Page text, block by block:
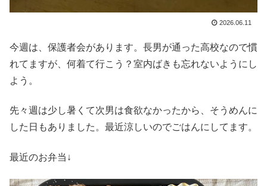
2026.06.11
今週は、保護者会があります。長男が通った高校なので慣
れてますが、何着て行こう？室内ばきも忘れないようにし
よう。
先々週は少し暑くて次男は食欲なかったから、そうめんに
した日もありました。最近涼しいのでごはんにしてます。
最近のお弁当↓